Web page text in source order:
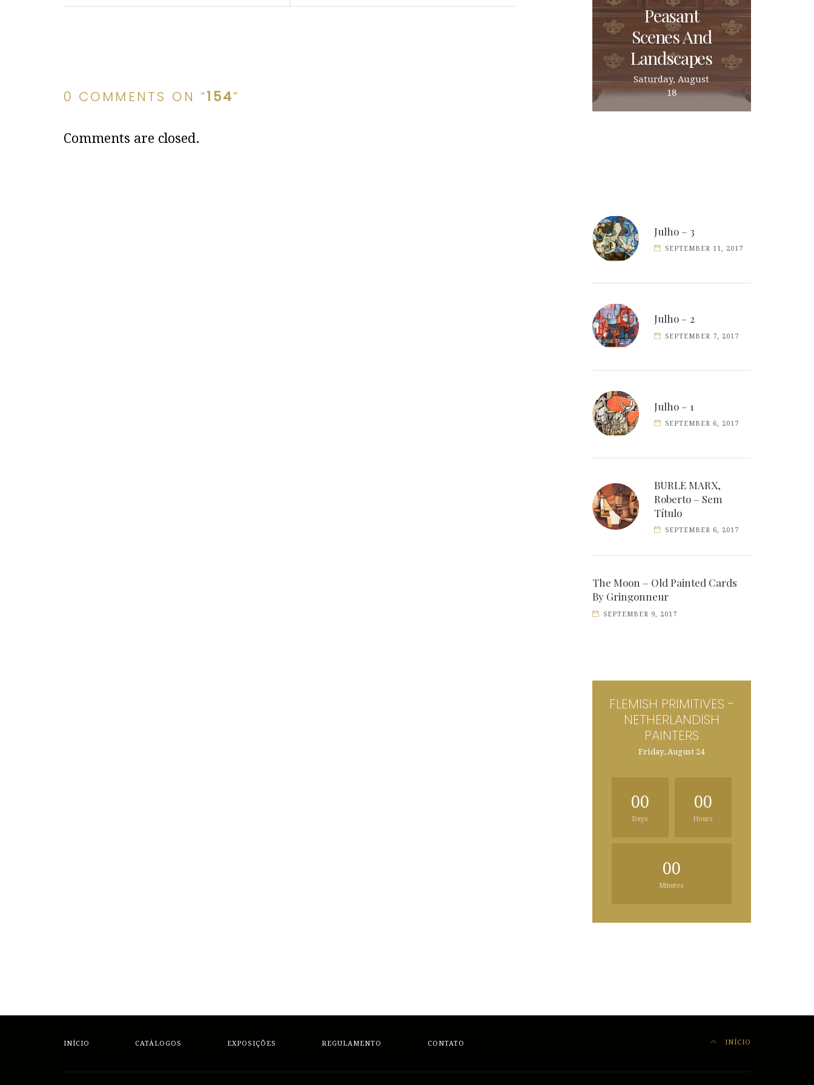
0 COMMENTS ON “154”
Comments are closed.
Peasant
Scenes And
Landscapes
Saturday, August
18
Julho – 3
SEPTEMBER 11, 2017
Julho – 2
SEPTEMBER 7, 2017
Julho – 1
SEPTEMBER 6, 2017
BURLE MARX,
Roberto – Sem
Título
SEPTEMBER 6, 2017
The Moon – Old Painted Cards
By Gringonneur
SEPTEMBER 9, 2017
FLEMISH PRIMITIVES -
NETHERLANDISH
PAINTERS
Friday, August 24
00
Days
00
Hours
00
Minutes
INÍCIO CATÁLOGOS EXPOSIÇÕES REGULAMENTO CONTATO INÍCIO